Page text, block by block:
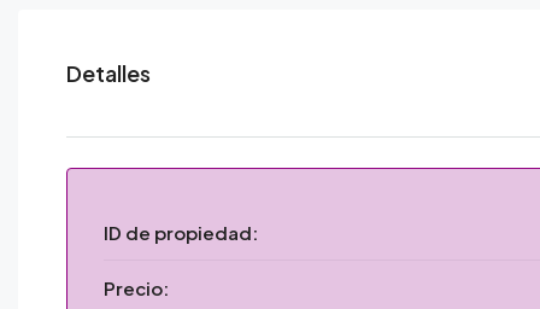
Detalles
ID de propiedad:
Precio: